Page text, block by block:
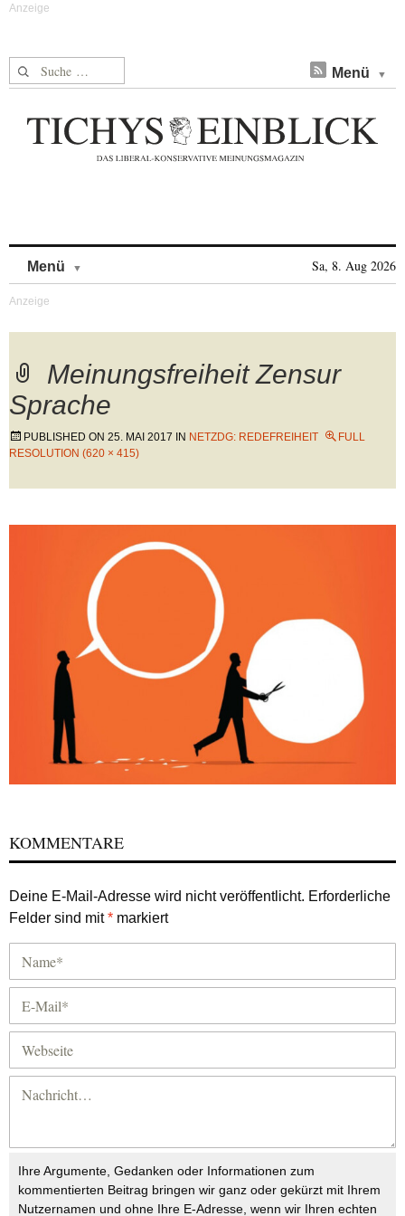
Suche nach: Menü
Menü Sa, 8. Aug 2026
Meinungsfreiheit Zensur
Sprache
PUBLISHED ON 25. MAI 2017 IN NETZDG: REDEFREIHEIT
FULL
RESOLUTION (620 × 415)
KOMMENTARE
Deine E-Mail-Adresse wird nicht veröffentlicht. Erforderliche
Felder sind mit* markiert
Ihre Argumente, Gedanken oder Informationen zum
kommentierten Beitrag bringen wir ganz oder gekürzt mit Ihrem
Nutzernamen und ohne Ihre E-Adresse, wenn wir Ihren echten